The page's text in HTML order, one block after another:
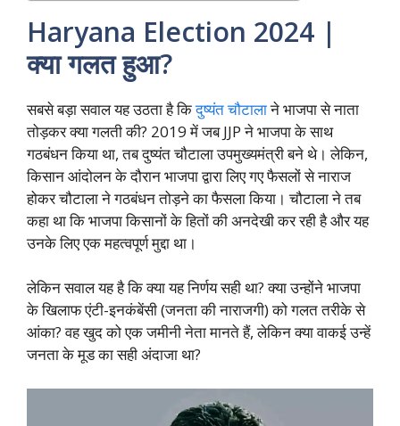
Haryana Election 2024 |
क्या गलत हुआ?
सबसे बड़ा सवाल यह उठता है किदुष्यंत चौटालाने भाजपा से नाता
तोड़कर क्या गलती की? 2019 में जब JJP ने भाजपा के साथ
गठबंधन किया था, तब दुष्यंत चौटाला उपमुख्यमंत्री बने थे। लेकिन,
किसान आंदोलन के दौरान भाजपा द्वारा लिए गए फैसलों से नाराज
होकर चौटाला ने गठबंधन तोड़ने का फैसला किया। चौटाला ने तब
कहा था कि भाजपा किसानों के हितों की अनदेखी कर रही है और यह
उनके लिए एक महत्वपूर्ण मुद्दा था।
लेकिन सवाल यह है कि क्या यह निर्णय सही था? क्या उन्होंने भाजपा
के खिलाफ एंटी-इनकंबेंसी (जनता की नाराजगी) को गलत तरीके से
आंका? वह खुद को एक जमीनी नेता मानते हैं, लेकिन क्या वाकई उन्हें
जनता के मूड का सही अंदाजा था?